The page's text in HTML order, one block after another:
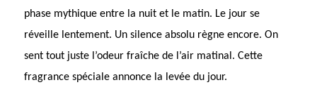
phase mythique entre la nuit et le matin. Le jour se
réveille lentement. Un silence absolu règne encore. On
sent tout juste l’odeur fraîche de l’air matinal. Cette
fragrance spéciale annonce la levée du jour.